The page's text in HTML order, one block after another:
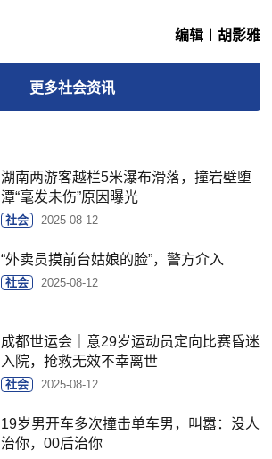
编辑︱胡影雅
更多社会资讯
湖南两游客越栏5米瀑布滑落，撞岩壁堕
潭“毫发未伤”原因曝光
社会 2025-08-12
“外卖员摸前台姑娘的脸”，警方介入
社会 2025-08-12
成都世运会｜意29岁运动员定向比赛昏迷
入院，抢救无效不幸离世
社会 2025-08-12
19岁男开车多次撞击单车男，叫嚣：没人
治你，00后治你